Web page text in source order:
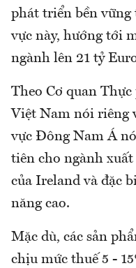
phát triển bền
vực này, hướng tới
ngành lên 21 tỷ
Theo Cơ quan
Việt Nam nói riêng
vực Đông Nam Á
tiên cho ngành
của Ireland và đặc
năng cao.
Mặc dù, các sản
chịu mức thuế 5 -